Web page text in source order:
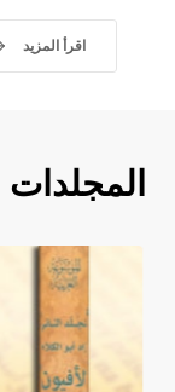
اقرأ المزيد